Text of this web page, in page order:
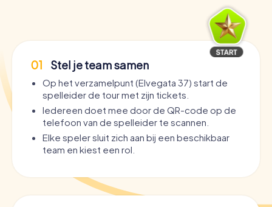
01 Stel je team samen
Op het verzamelpunt (Elvegata 37) start de
spelleider de tour met zijn tickets.
Iedereen doet mee door de QR-code op de
telefoon van de spelleider te scannen.
Elke speler sluit zich aan bij een beschikbaar
team en kiest een rol.